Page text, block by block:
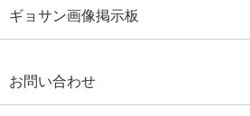
ギョサン画像掲示板
お問い合わせ